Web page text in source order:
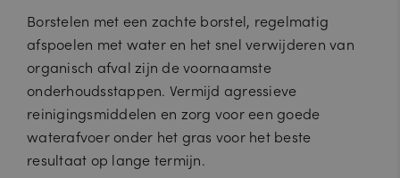
Borstelen met een zachte borstel, regelmatig
afspoelen met water en het snel verwijderen van
organisch afval zijn de voornaamste
onderhoudsstappen. Vermijd agressieve
reinigingsmiddelen en zorg voor een goede
waterafvoer onder het gras voor het beste
resultaat op lange termijn.
.c
e
dl
c
o
m
_GRECAPTCHA
G
o
6
m
a
Google reCAPTCHA plaatst een
noodzakelijke cookie (_GRECAPTCHA)
wanneer deze wordt uitgevoerd met